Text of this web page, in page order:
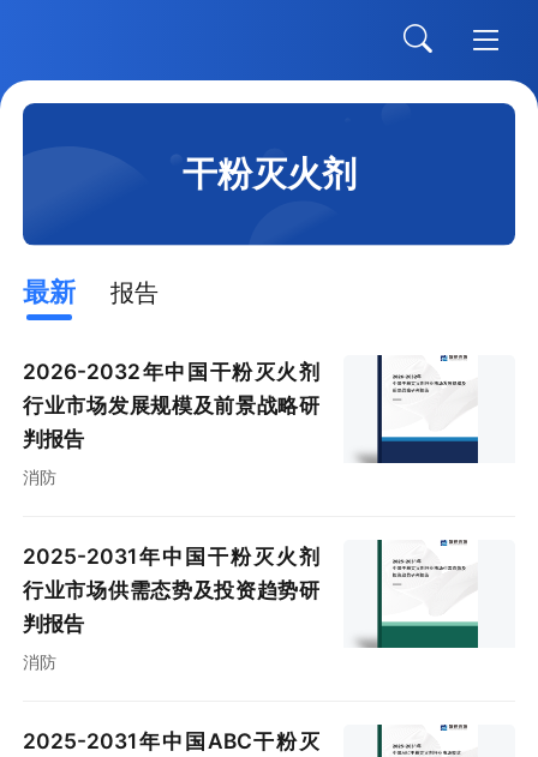
干粉灭火剂
最新 报告
2026-2032年中国干粉灭火剂
行业市场发展规模及前景战略研
判报告
消防
2025-2031年中国干粉灭火剂
行业市场供需态势及投资趋势研
判报告
消防
2025-2031年中国ABC干粉灭